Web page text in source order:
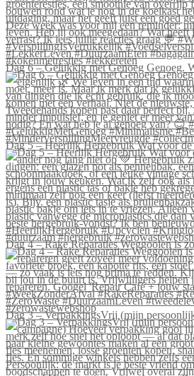
Dag 6 – Gelukkig met Genoeg Genoeg.
Dag 5 – Heerlijk Hergebruik Wat voor de
Dag 4 – Rake Reparaties Weggooien is
Dag 3 – VerpakkingsVrij (mijn